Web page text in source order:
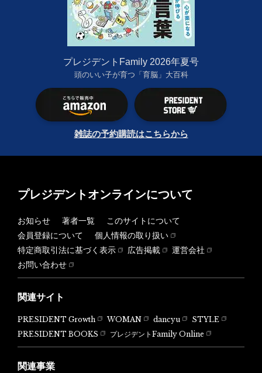
プレジデントFamily 2026年夏号
頭のいい子が育つ「育脳」大百科
雑誌の予約購読はこちらから
プレジデントオンラインについて
お知らせ 著者一覧
このサイトについて
会員登録について
個人情報の取り扱い
特定商取引法に基づく表示
広告掲載
運営会社
お問い合わせ
関連サイト
PRESIDENT Growth WOMAN dancyu
STYLE
PRESIDENT BOOKS
プレジデントFamily Online
関連事業